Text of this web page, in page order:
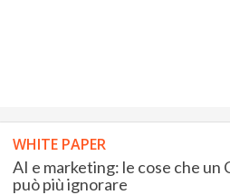
WHITE PAPER
AI e marketing: le cose che un
può più ignorare